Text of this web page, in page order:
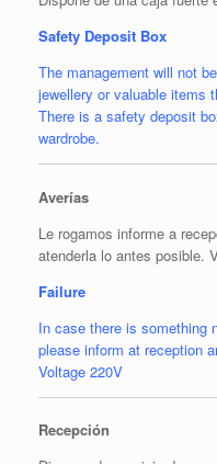
Safety Deposit Box
The management will not
jewellery or valuable items
There is a safety deposit
wardrobe.
Averías
Le rogamos informe a
atenderla lo antes posible.
Failure
In case there is something
please inform at reception
Voltage 220V
Recepción